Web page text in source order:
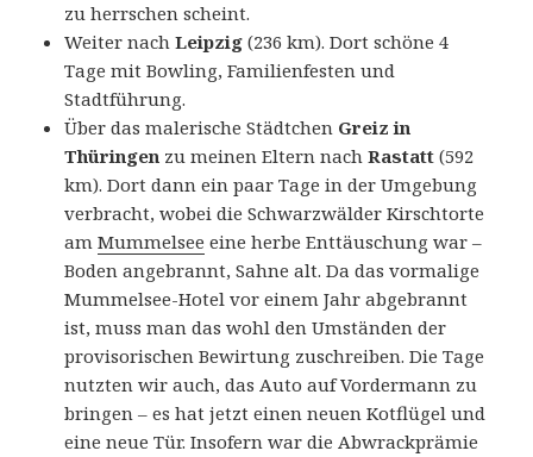
zu herrschen scheint.
Weiter nachLeipzig (236 km). Dort schöne 4
Tage mit Bowling, Familienfesten und
Stadtführung.
Über das malerische Städtchen Greiz in
Thüringen zu meinen Eltern nachRastatt (592
km). Dort dann ein paar Tage in der Umgebung
verbracht, wobei die Schwarzwälder Kirschtorte
amMummelsee eine herbe Enttäuschung war –
Boden angebrannt, Sahne alt. Da das vormalige
Mummelsee-Hotel vor einem Jahr abgebrannt
ist, muss man das wohl den Umständen der
provisorischen Bewirtung zuschreiben. Die Tage
nutzten wir auch, das Auto auf Vordermann zu
bringen – es hat jetzt einen neuen Kotflügel und
eine neue Tür. Insofern war die Abwrackprämie